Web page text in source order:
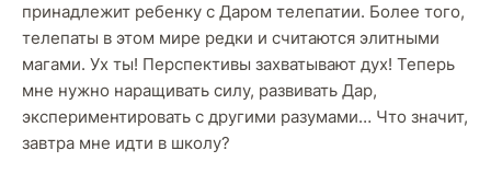
принадлежит ребенку с Даром телепатии. Более того,
телепаты в этом мире редки и считаются элитными
магами. Ух ты! Перспективы захватывают дух! Теперь
мне нужно наращивать силу, развивать Дар,
экспериментировать с другими разумами… Что значит,
завтра мне идти в школу?